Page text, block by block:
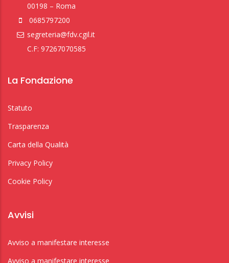
00198 – Roma
0685797200
segreteria@fdv.cgil.it
C.F: 97267070585
La Fondazione
Statuto
Trasparenza
Carta della Qualità
Privacy Policy
Cookie Policy
Avvisi
Avviso a manifestare interesse
Avviso a manifestare interesse